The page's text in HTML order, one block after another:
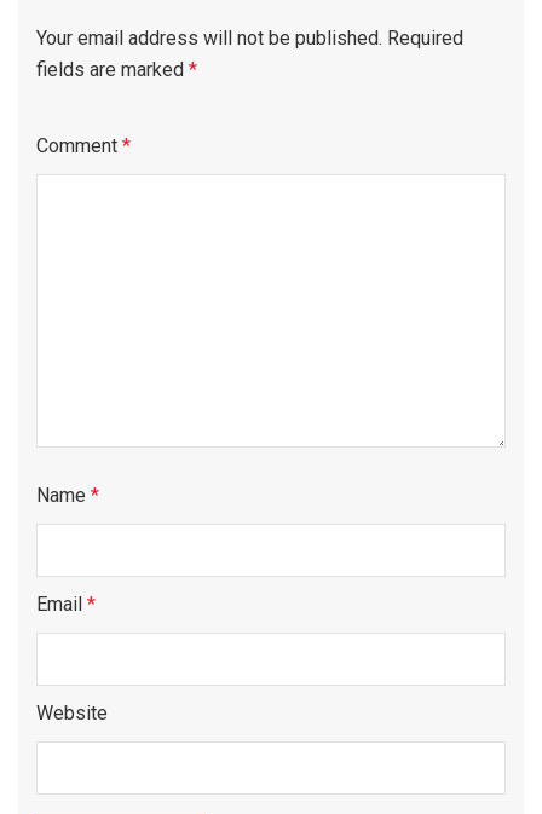
Your email address will not be published. Required
fields are marked *
Comment *
Name *
Email *
Website